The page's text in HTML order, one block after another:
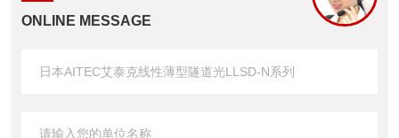
ONLINE MESSAGE